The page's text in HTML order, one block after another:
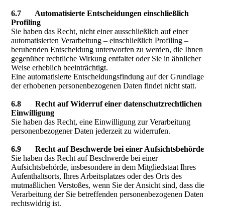
6.7 Automatisierte Entscheidungen einschließlich
Profiling
Sie haben das Recht, nicht einer ausschließlich auf einer
automatisierten Verarbeitung – einschließlich Profiling –
beruhenden Entscheidung unterworfen zu werden, die Ihnen
gegenüber rechtliche Wirkung entfaltet oder Sie in ähnlicher
Weise erheblich beeinträchtigt.
Eine automatisierte Entscheidungsfindung auf der Grundlage
der erhobenen personenbezogenen Daten findet nicht statt.
6.8 Recht auf Widerruf einer datenschutzrechtlichen
Einwilligung
Sie haben das Recht, eine Einwilligung zur Verarbeitung
personenbezogener Daten jederzeit zu widerrufen.
6.9 Recht auf Beschwerde bei einer Aufsichtsbehörde
Sie haben das Recht auf Beschwerde bei einer
Aufsichtsbehörde, insbesondere in dem Mitgliedstaat Ihres
Aufenthaltsorts, Ihres Arbeitsplatzes oder des Orts des
mutmaßlichen Verstoßes, wenn Sie der Ansicht sind, dass die
Verarbeitung der Sie betreffenden personenbezogenen Daten
rechtswidrig ist.